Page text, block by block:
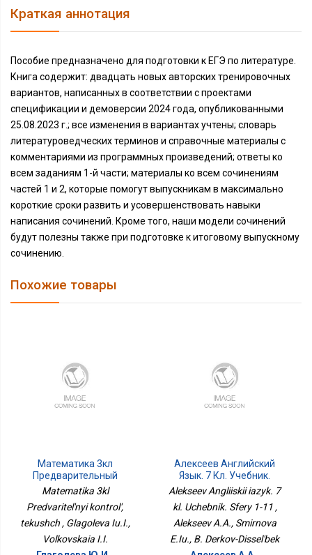
Краткая аннотация
Пособие предназначено для подготовки к ЕГЭ по литературе.
Книга содержит: двадцать новых авторских тренировочных
вариантов, написанных в соответствии с проектами
спецификации и демоверсии 2024 года, опубликованными
25.08.2023 г.; все изменения в вариантах учтены; словарь
литературоведческих терминов и справочные материалы с
комментариями из программных произведений; ответы ко
всем заданиям 1-й части; материалы ко всем сочинениям
частей 1 и 2, которые помогут выпускникам в максимально
короткие сроки развить и усовершенствовать навыки
написания сочинений. Кроме того, наши модели сочинений
будут полезны также при подготовке к итоговому выпускному
сочинению.
Похожие товары
Математика 3кл
Предварительный
Контроль, Текущ
Matematika 3kl
Predvaritel'nyi kontrol',
tekushch , Glagoleva Iu.I.,
Volkovskaia I.I.
Алексеев Английский
Язык. 7 Кл. Учебник.
Сферы 1-11
Alekseev Angliiskii iazyk. 7
kl. Uchebnik. Sfery 1-11 ,
Alekseev A.A., Smirnova
E.Iu., B. Derkov-Dissel'bek